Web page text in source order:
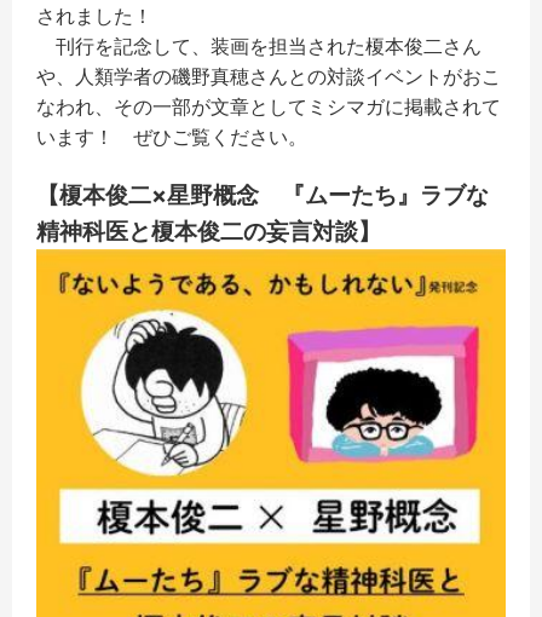
されました！
刊行を記念して、装画を担当された榎本俊二さん
や、人類学者の磯野真穂さんとの対談イベントがおこ
なわれ、その一部が文章としてミシマガに掲載されて
います！ ぜひご覧ください。
【榎本俊二×星野概念 『ムーたち』ラブな
精神科医と榎本俊二の妄言対談】